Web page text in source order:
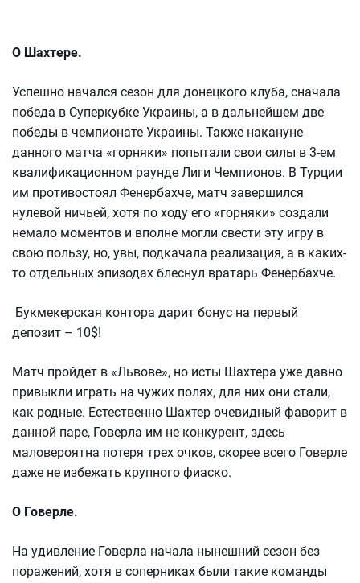
О Шахтере.
Успешно начался сезон для донецкого клуба, сначала
победа в Суперкубке Украины, а в дальнейшем две
победы в чемпионате Украины. Также накануне
данного матча «горняки» попытали свои силы в 3-ем
квалификационном раунде Лиги Чемпионов. В Турции
им противостоял Фенербахче, матч завершился
нулевой ничьей, хотя по ходу его «горняки» создали
немало моментов и вполне могли свести эту игру в
свою пользу, но, увы, подкачала реализация, а в каких-
то отдельных эпизодах блеснул вратарь Фенербахче.
Букмекерская контора дарит бонус на первый
депозит – 10$!
Матч пройдет в «Львове», но исты Шахтера уже давно
привыкли играть на чужих полях, для них они стали,
как родные. Естественно Шахтер очевидный фаворит в
данной паре, Говерла им не конкурент, здесь
маловероятна потеря трех очков, скорее всего Говерле
даже не избежать крупного фиаско.
О Говерле.
На удивление Говерла начала нынешний сезон без
поражений, хотя в соперниках были такие команды